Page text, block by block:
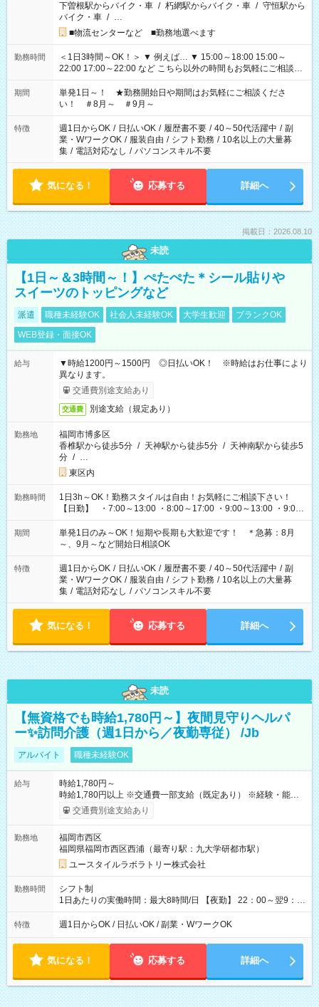
下曽根駅からバイク・車 / 朽網駅からバイク・車 / 守恒駅から
バイク・車 / …
■物流センターなど ■勤務地選べます
勤務時間
＜1日3時間～OK！＞ ▼ 例えば… ▼ 15:00～18:00 15:00～
22:00 17:00～22:00 など こちら以外の時間もお気軽にご相談く
ださい！
期間
単発1日～！ ★勤務開始日や期間はお気軽にご相談くださ
い！ ＃8月～ ＃9月～
特徴 週1日からOK / 日払いOK / 履歴書不要 / 40～50代活躍中 / 副
業・WワークOK / 服装自由 / シフト勤務 / 10名以上の大量募
集 / 電話対応なし / パソコンスキル不要
気になる！ 応募する 詳細へ
掲載日：2026.08.10
未読
【1日～＆3時間～！】ぺたぺた＊シール貼りや
スイーツのトッピングなど
派遣 職種未経験OK 社会人未経験OK 大学生歓迎
ブランクOK
WEB登録・面接OK
給与
▼時給1200円～1500円 ◎日払いOK！ ※時給はお仕事により
異なります。
交通費別途支給あり
交通費 別途支給（規定あり）
勤務地
福岡市博多区
香椎駅から徒歩5分 / 天神駅から徒歩5分 / 天神南駅から徒歩5
分 / …
東区内
勤務時間
1日3h～OK！勤務スタイルは自由！お気軽にご相談下さい！
【日勤】 ・7:00～13:00 ・8:00～17:00 ・9:00～13:00 ・9:00
～18:00 ・10:00～19:00 ・13:00～18:00 ・15:00～20:00 ・
16:00～19:00 【夜勤】 ・17:00～21:00 ・18:00～23:00 ・
21:00～翌6:00 ・23:00～翌8:00 など（他時間多数あり！）
期間
単発1日のみ～OK！短期や長期も大歓迎です！ ＊急募：8月
～、9月～など開始日相談OK
特徴 週1日からOK / 日払いOK / 履歴書不要 / 40～50代活躍中 / 副
業・WワークOK / 服装自由 / シフト勤務 / 10名以上の大量募
集 / 電話対応なし / パソコンスキル不要
気になる！ 応募する 詳細へ
未読
【無資格でも時給1,780円～】夜間見守りヘルパ
ー✨訪問介護（週1日から／夜勤専従） /Jb
アルバイト 職種未経験OK
給与
時給1,780円～
時給1,780円以上 ※交通費一部支給（既定あり） ※経験・能力を
考慮して決定します 【収入例】 週1回勤務の場合：1,780円×8時
間×4回=5万6,960円 週3回勤務の場合：1,780円×8時間×12回
月 ※ 雇用形態と給与に、本採用時と異なる部分があります。 雇
用形態：本採用時と同じです。 給与：時給 1,490円以上
交通費別途支給あり
勤務地
福岡市西区
福岡県福岡市西区西浦（最寄り駅：九大学研都市駅）
ユースタイルラボラトリー株式会社
勤務時間
シフト制
1日あたりの実働時間：最大8時間/日 【夜勤】 22：00～翌9：
00 ※週1日～OK ／ 夜勤専従 ＊＊ 勤務時間例 ＊＊ ■22時か
ら翌7時 ■23時から翌8時 ■24時から翌9時 など ※上記の時間
ます。 ※曜日固定（毎週同じ曜日での勤務となります）
特徴 週1日からOK / 日払いOK / 副業・WワークOK
気になる！ 応募する 詳細へ